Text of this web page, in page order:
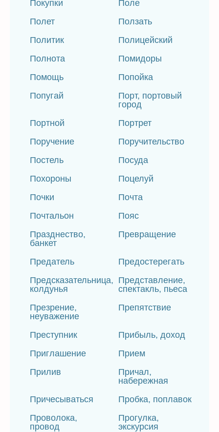
Покупки
Поле
Полет
Ползать
Политик
Полицейский
Полнота
Помидоры
Помощь
Попойка
Попугай
Порт, портовый
город
Портной
Портрет
Поручение
Поручительство
Постель
Посуда
Похороны
Поцелуй
Почки
Почта
Почтальон
Пояс
Празднество,
банкет
Превращение
Предатель
Предостерегать
Предсказательница,
колдунья
Представление,
спектакль, пьеса
Презрение,
неуважение
Препятствие
Преступник
Прибыль, доход
Приглашение
Прием
Прилив
Причал,
набережная
Причесываться
Пробка, поплавок
Проволока,
провод
Прогулка,
экскурсия